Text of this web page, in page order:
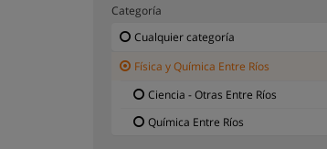
Categoría
Cualquier categoría
Física y Química Entre Ríos
Ciencia - Otras Entre Ríos
Química Entre Ríos